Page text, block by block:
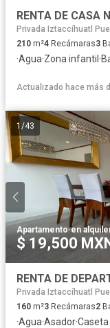
Privada Iztaccíhuatl
210 m²4 Recámaras3
·Agua·Zona infantil ·
Actualizado hace más
1/43
Apartamento·en
$ 19,500
Privada Iztaccíhuatl
160 m²3 Recámaras2
·Agua·Asador·